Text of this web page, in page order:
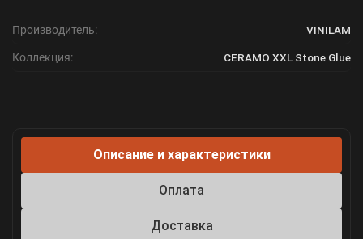
Производитель: VINILAM
Коллекция: CERAMO XXL Stone Glue
Описание и характеристики
Оплата
Доставка